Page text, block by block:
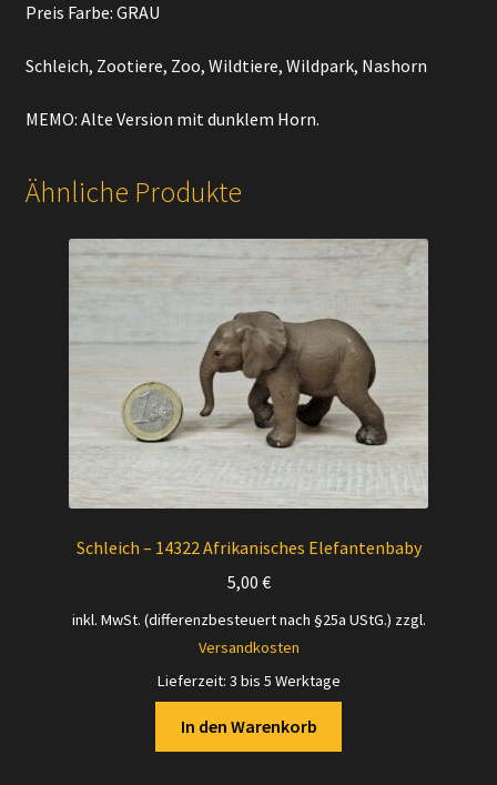
Preis Farbe: GRAU
Schleich, Zootiere, Zoo, Wildtiere, Wildpark, Nashorn
MEMO: Alte Version mit dunklem Horn.
Ähnliche Produkte
Schleich – 14322 Afrikanisches Elefantenbaby
5,00 €
inkl. MwSt. (differenzbesteuert nach §25a UStG.) zzgl.
Versandkosten
Lieferzeit: 3 bis 5 Werktage
In den Warenkorb